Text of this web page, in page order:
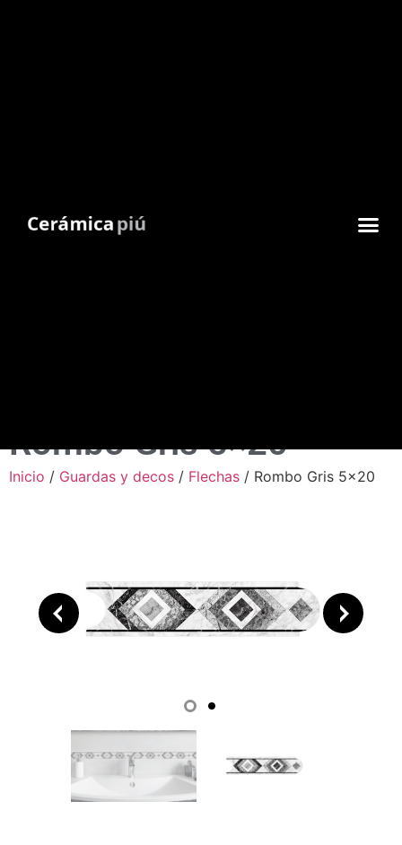
Rombo Gris 5×20
Inicio / Guardas y decos / Flechas / Rombo Gris 5×20